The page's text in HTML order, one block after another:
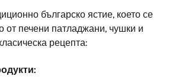
българско ястие, което се
от печени патладжани, чушки и
рецепта: